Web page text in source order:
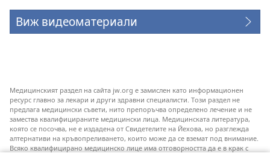
Виж видеоматериали
Медицинският раздел на сайта jw.org е замислен като информационен
ресурс главно за лекари и други здравни специалисти. Този раздел не
предлага медицински съвети, нито препоръчва определено лечение и не
замества квалифицираните медицински лица. Медицинската литература,
която се посочва, не е издадена от Свидетелите на Йехова, но разглежда
алтернативи на кръвопреливането, които може да се вземат под внимание.
Всяко квалифицирано медицинско лице има отговорността да е в крак с